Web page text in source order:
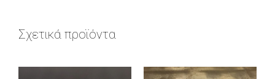
Σχετικά προϊόντα